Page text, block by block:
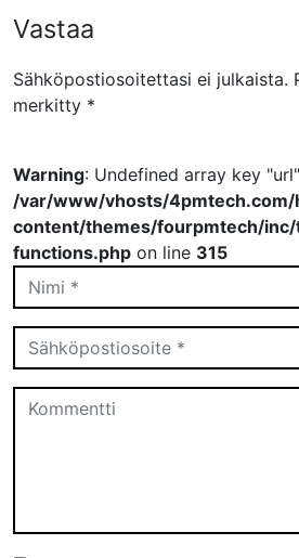
Vastaa
Sähköpostiosoitettasi ei julkaista.
merkitty *
Warning: Undefined array key
/var/www/vhosts/
content/themes/fourpmtech/
functions.php on line 315